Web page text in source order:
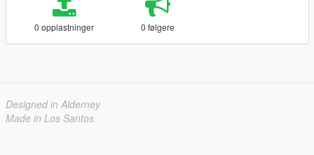
0 opplastninger 0 følgere
Designed in Alderney
Made in Los Santos